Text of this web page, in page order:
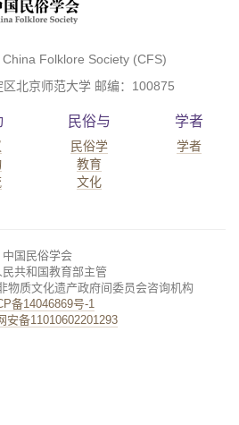
Folklore Society (CFS)
北京师范大学 邮编：100875
民俗与
民俗学
教育
文化
学者
学者
中国民俗学会
民共和国教育部主管
物质文化遗产政府间委员会咨询机构
备14046869号-1
安备11010602201293